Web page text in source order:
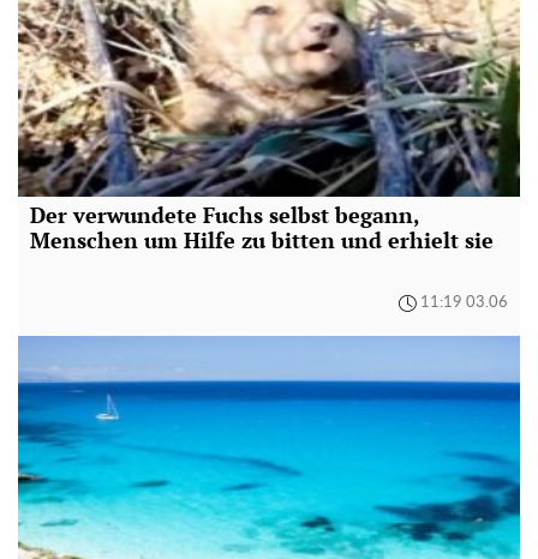
Der verwundete Fuchs selbst begann,
Menschen um Hilfe zu bitten und erhielt sie
11:19 03.06